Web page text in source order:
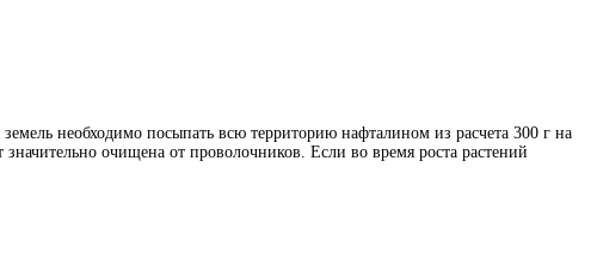
необходимо посыпать всю территорию нафталином из расчета 300 г на
очищена от проволочников. Если во время роста растений